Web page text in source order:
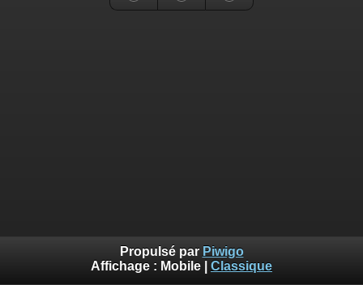
Propulsé par Piwigo
Affichage : Mobile Classique